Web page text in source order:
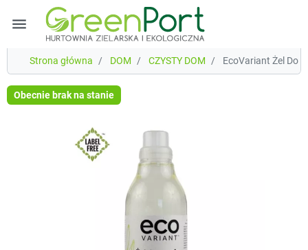
menu
Strona główna DOM CZYSTY DOM EcoVariant Żel Do
Obecnie brak na stanie